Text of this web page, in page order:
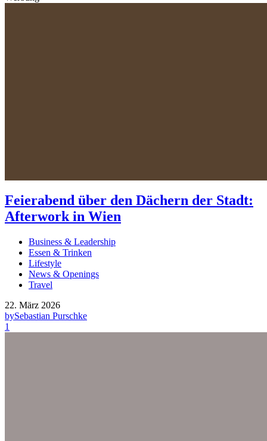
Feierabend über den Dächern der Stadt:
Afterwork in Wien
Business & Leadership
Essen & Trinken
Lifestyle
News & Openings
Travel
22. März 2026
bySebastian Purschke
1